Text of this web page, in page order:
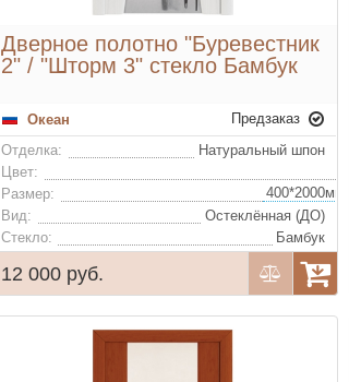
Дверное полотно "Буревестник
2" / "Шторм 3" стекло Бамбук
Океан
Предзаказ
Отделка:
Натуральный шпон
Цвет:
Размер:
Вид:
Остеклённая (ДО)
Стекло:
Бамбук
12 000 руб.